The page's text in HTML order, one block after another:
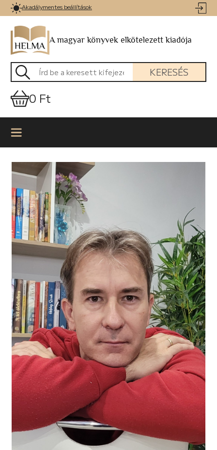
Akadálymentes beállítások
A magyar könyvek elkötelezett kiadója
KERESÉS
0 Ft